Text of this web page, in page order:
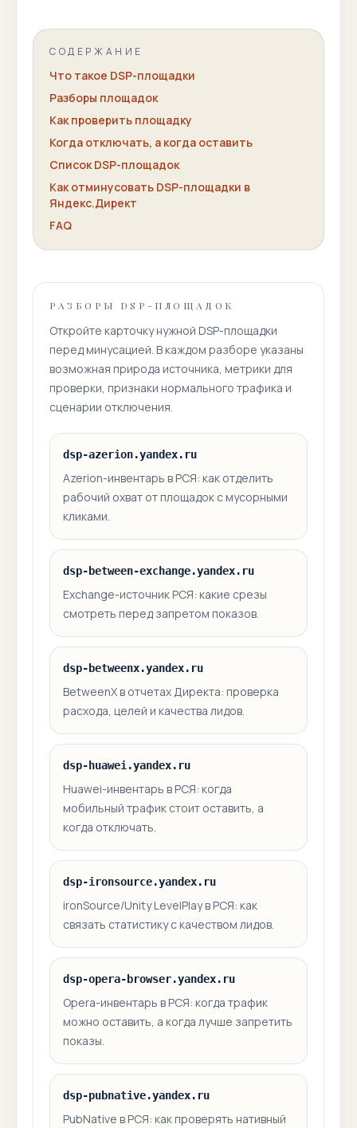
СОДЕРЖАНИЕ
Что такое DSP-площадки
Разборы площадок
Как проверить площадку
Когда отключать, а когда оставить
Список DSP-площадок
Как отминусовать DSP-площадки в
Яндекс.Директ
FAQ
РАЗБОРЫ DSP-ПЛОЩАДОК
Откройте карточку нужной DSP-площадки
перед минусацией. В каждом разборе указаны
возможная природа источника, метрики для
проверки, признаки нормального трафика и
сценарии отключения.
dsp-azerion.yandex.ru
Azerion-инвентарь в РСЯ: как отделить
рабочий охват от площадок с мусорными
кликами.
dsp-between-exchange.yandex.ru
Exchange-источник РСЯ: какие срезы
смотреть перед запретом показов.
dsp-betweenx.yandex.ru
BetweenX в отчетах Директа: проверка
расхода, целей и качества лидов.
dsp-huawei.yandex.ru
Huawei-инвентарь в РСЯ: когда
мобильный трафик стоит оставить, а
когда отключать.
dsp-ironsource.yandex.ru
ironSource/Unity LevelPlay в РСЯ: как
связать статистику с качеством лидов.
dsp-opera-browser.yandex.ru
Opera-инвентарь в РСЯ: когда трафик
можно оставить, а когда лучше запретить
показы.
dsp-pubnative.yandex.ru
PubNative в РСЯ: как проверять нативный